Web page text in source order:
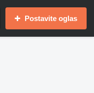
Postavite oglas